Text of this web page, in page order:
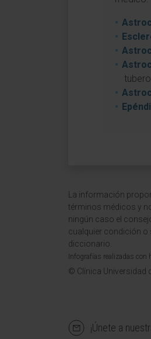
La información
términos médicos y
ningún caso el
cualquier condición o
diccionario.
Infografías realizadas con
© Clínica Universidad
¡Únete a